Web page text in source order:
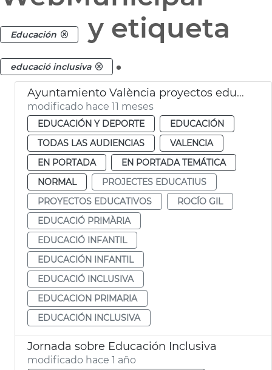
Educación y etiqueta
educació inclusiva .
Ayuntamiento València proyectos educación inclusiva
modificado hace 11 meses
EDUCACIÓN Y DEPORTE
EDUCACIÓN
TODAS LAS AUDIENCIAS
VALENCIA
EN PORTADA
EN PORTADA TEMÁTICA
NORMAL
PROJECTES EDUCATIUS
PROYECTOS EDUCATIVOS
ROCÍO GIL
EDUCACIÓ PRIMÀRIA
EDUCACIÓ INFANTIL
EDUCACIÓN INFANTIL
EDUCACIÓ INCLUSIVA
EDUCACION PRIMARIA
EDUCACIÓN INCLUSIVA
Jornada sobre Educación Inclusiva
modificado hace 1 año